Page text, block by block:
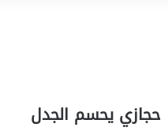
حجازي يحسم الجدل
تخفيض سعر المتر من 250 الي 50 جنيها